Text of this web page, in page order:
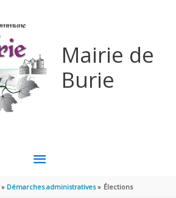
Mairie de
Burie
MENU
PRINCIPAL
Démarches administratives Élections